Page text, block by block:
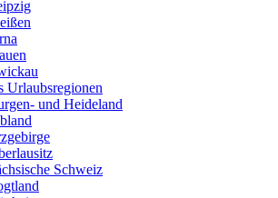
Urlaubsregionen
und Heideland
Schweiz